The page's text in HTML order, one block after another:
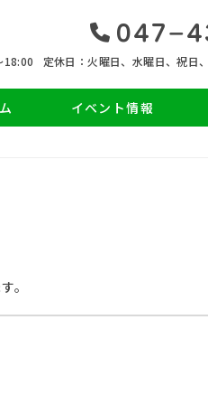
18:00 定休日：火曜日、水曜日、祝日
イベント情報
。